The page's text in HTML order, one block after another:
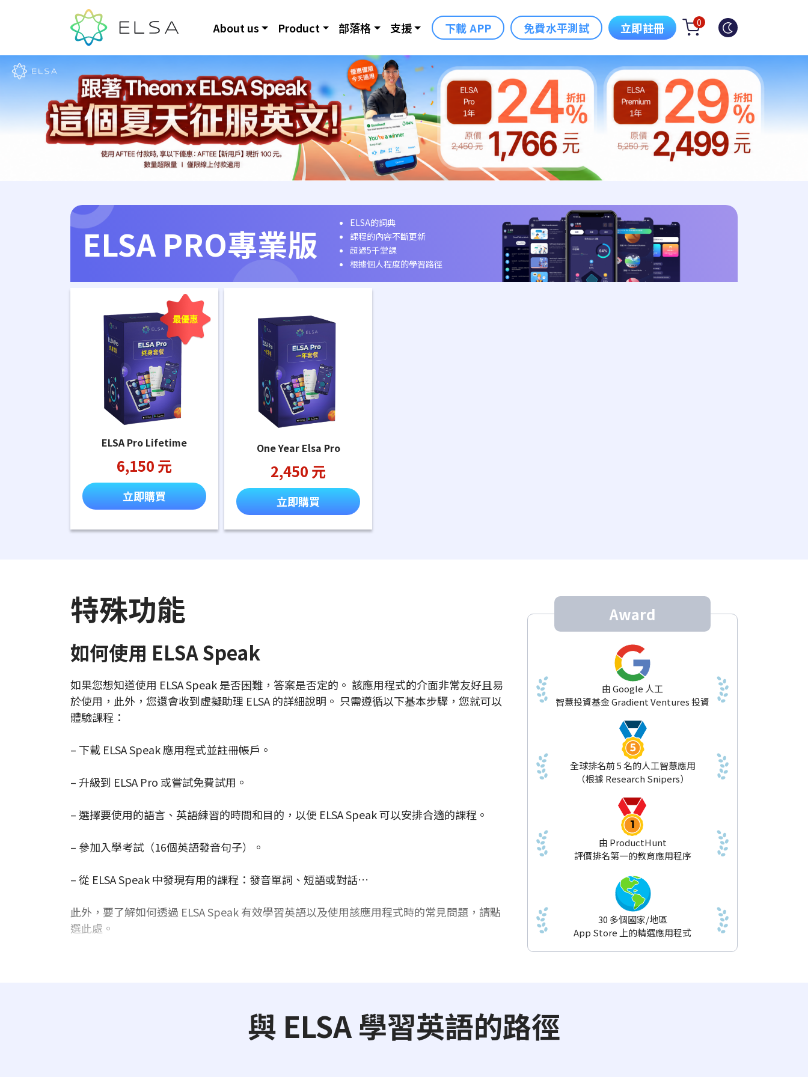
About us Product 部落格 支援 下載 APP 免費水平測試 立即註冊 0
ELSA PRO專業版
ELSA的詞典
課程的內容不斷更新
超過5千堂課
根據個人程度的學習路徑
最優惠
ELSA Pro Lifetime
6,150 元
立即購買
One Year Elsa Pro
2,450 元
立即購買
特殊功能
如何使用 ELSA Speak
如果您想知道使用 ELSA Speak 是否困難，答案是否定的。 該應用程式的介面非常友好且易
於使用，此外，您還會收到虛擬助理 ELSA 的詳細說明。 只需遵循以下基本步驟，您就可以
體驗課程：
– 下載 ELSA Speak 應用程式並註冊帳戶。
– 升級到 ELSA Pro 或嘗試免費試用。
– 選擇要使用的語言、英語練習的時間和目的，以便 ELSA Speak 可以安排合適的課程。
– 參加入學考試（16個英語發音句子）。
– 從 ELSA Speak 中發現有用的課程：發音單詞、短語或對話…
此外，要了解如何透過 ELSA Speak 有效學習英語以及使用該應用程式時的常見問題，請點
選此處。
Award
由 Google 人工
智慧投資基金 Gradient Ventures 投資
全球排名前 5 名的人工智慧應用
（根據 Research Snipers）
由 ProductHunt
評價排名第一的教育應用程序
30 多個國家/地區
App Store 上的精選應用程式
與 ELSA 學習英語的路徑